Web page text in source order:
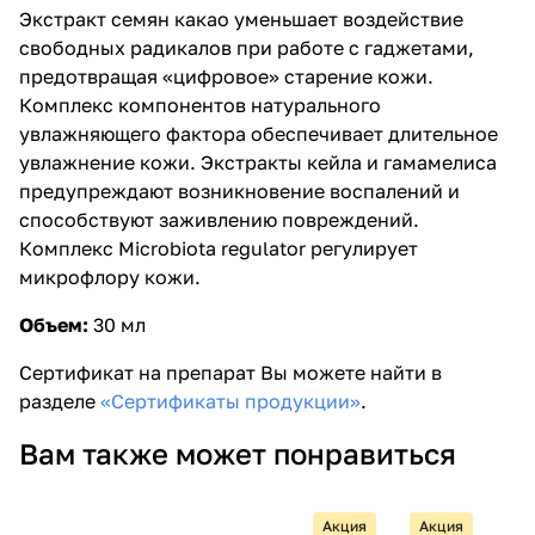
Экстракт семян какао уменьшает воздействие
свободных радикалов при работе с гаджетами,
предотвращая «цифровое» старение кожи.
Комплекс компонентов натурального
увлажняющего фактора обеспечивает длительное
увлажнение кожи. Экстракты кейла и гамамелиса
предупреждают возникновение воспалений и
способствуют заживлению повреждений.
Комплекс Microbiota regulator регулирует
микрофлору кожи.
Объем: 30 мл
Сертификат на препарат Вы можете найти в
разделе «Сертификаты продукции».
Вам также может понравиться
Акция
Акция